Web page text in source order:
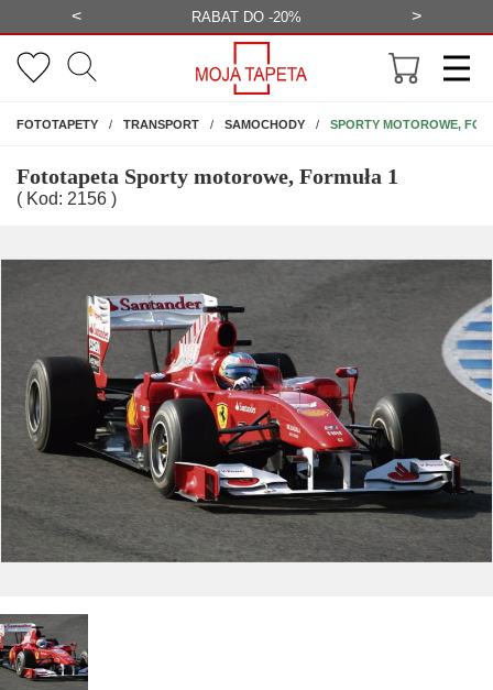
< BEZPŁATNA WIZUALIZACJA >
FOTOTAPETYNA ŚCIANĘ
TRANSPORT SAMOCHODY SPORTY MOTOROWE,
Fototapeta Sporty motorowe, Formuła 1
( Kod: 2156 )